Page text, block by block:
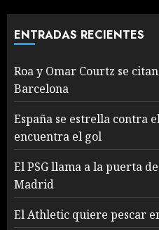
ENTRADAS RECIENTES
Roa y Omar Courtz se
Barcelona
España se estrella contra
encuentra el gol
El PSG llama a la puerta
Madrid
El Athletic quiere pescar